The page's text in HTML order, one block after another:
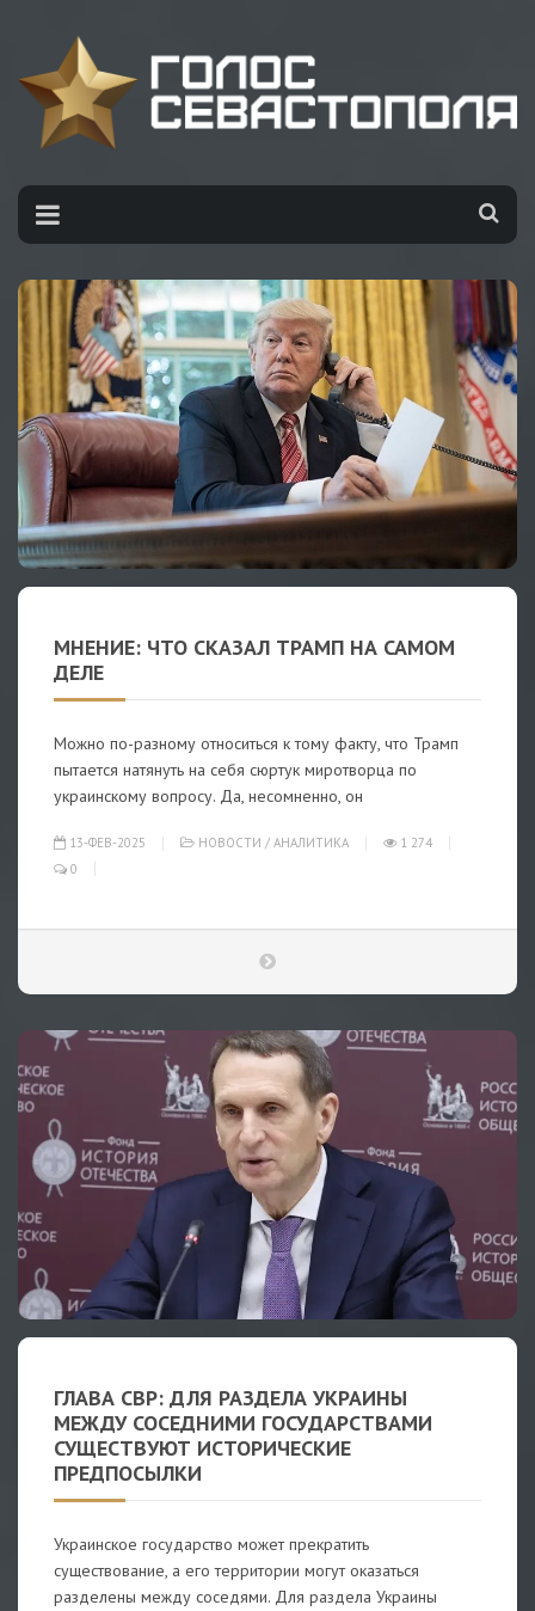
МНЕНИЕ: ЧТО СКАЗАЛ ТРАМП НА САМОМ
ДЕЛЕ
Можно по-разному относиться к тому факту, что Трамп
пытается натянуть на себя сюртук миротворца по
украинскому вопросу. Да, несомненно, он
13-ФЕВ-2025 НОВОСТИ / АНАЛИТИКА
1 274
0
ГЛАВА СВР: ДЛЯ РАЗДЕЛА УКРАИНЫ
МЕЖДУ СОСЕДНИМИ ГОСУДАРСТВАМИ
СУЩЕСТВУЮТ ИСТОРИЧЕСКИЕ
ПРЕДПОСЫЛКИ
Украинское государство может прекратить
существование, а его территории могут оказаться
разделены между соседями. Для раздела Украины